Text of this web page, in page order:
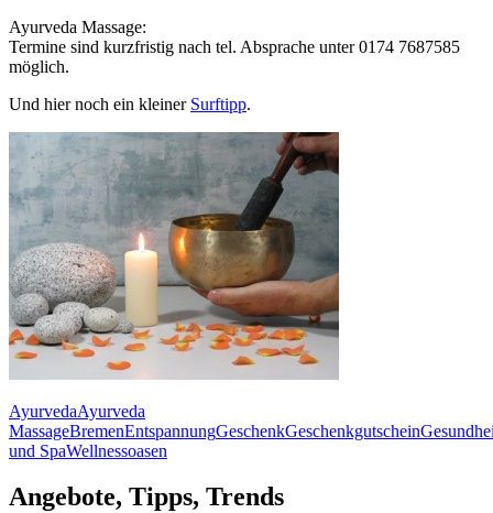
Ayurveda Massage:
Termine sind kurzfristig nach tel. Absprache unter 0174 7687585
möglich.
Und hier noch ein kleiner Surftipp.
AyurvedaAyurveda
MassageBremenEntspannungGeschenkGeschenkgutschein
und SpaWellnessoasen
Angebote, Tipps, Trends